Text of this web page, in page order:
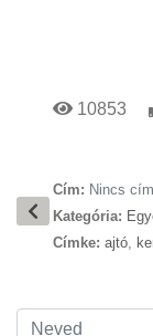
10853
Cím: Nincs
Kategória:
Címke: ajtó,